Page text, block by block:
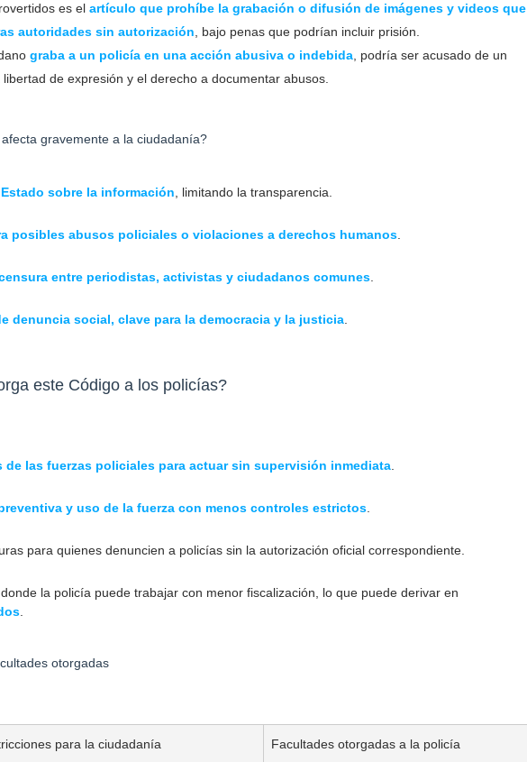
es el artículo que prohíbe la grabación o difusión de imágenes y videos que
autoridades sin autorización , bajo penas que podrían incluir prisión.
graba a un policía en una acción abusiva o indebida , podría ser acusado de un
de expresión y el derecho a documentar abusos.
gravemente a la ciudadanía?
sobre la información , limitando la transparencia.
posibles abusos policiales o violaciones a derechos humanos
entre periodistas, activistas y ciudadanos comunes
denuncia social, clave para la democracia y la justicia
este Código a los policías?
de las fuerzas policiales para actuar sin supervisión inmediata
y uso de la fuerza con menos controles estrictos
para quienes denuncien a policías sin la autorización oficial correspondiente.
la policía puede trabajar con menor fiscalización, lo que puede derivar en
otorgadas
para la ciudadanía Facultades otorgadas a la policía